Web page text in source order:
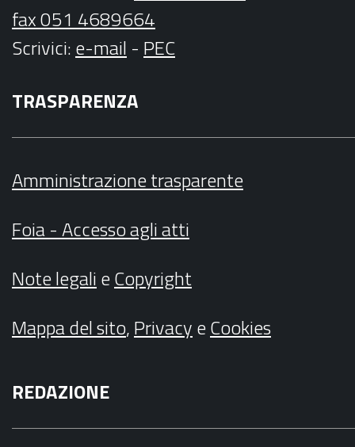
fax 051 4689664
Scrivici:e-mail - PEC
TRASPARENZA
Amministrazione trasparente
Foia - Accesso agli atti
Note legalieCopyright
Mappa del sito,PrivacyeCookies
REDAZIONE